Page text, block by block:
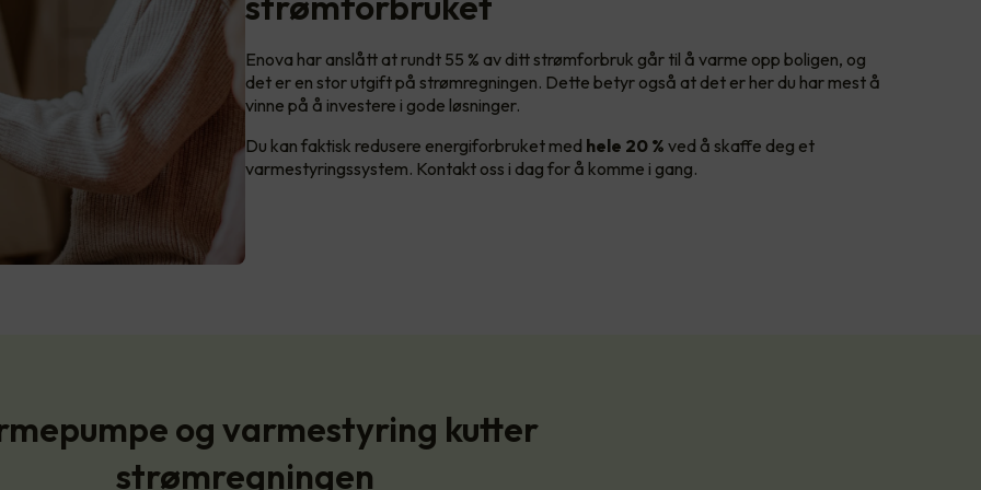
Enova har anslått at rundt 55 % av ditt strømforbruk går til å varme opp boligen, og
det er en stor utgift på strømregningen. Dette betyr også at det er her du har mest å
vinne på å investere i gode løsninger.
Du kan faktisk redusere energiforbruket med hele 20 % ved å skaffe deg et
varmestyringssystem. Kontakt oss i dag for å komme i gang.
og varmestyring kutter
strømregningen